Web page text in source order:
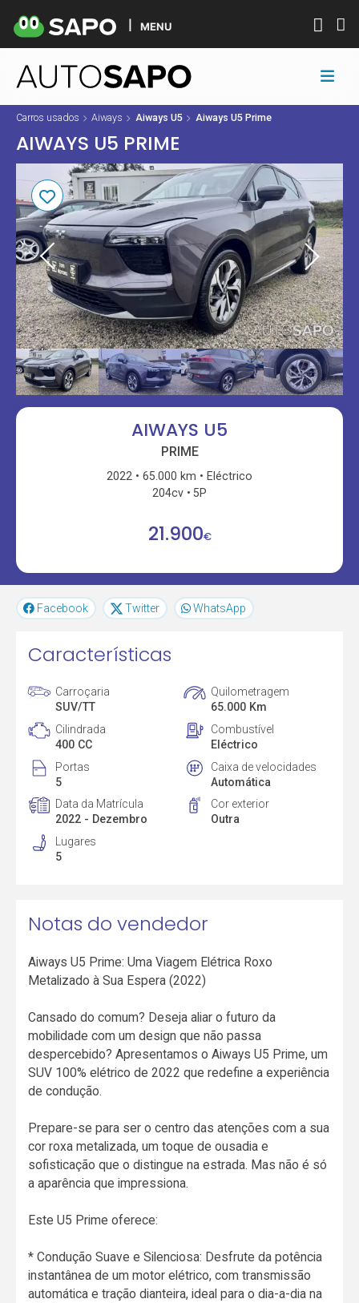
MENU
Carros usados Aiways Aiways U5 Aiways U5 Prime
AIWAYS U5 PRIME
AIWAYS U5
PRIME
2022 65.000 km
Eléctrico
204cv
5P
21.900€
Facebook Twitter WhatsApp
Características
Carroçaria
SUV/TT
Quilometragem
65.000 Km
Cilindrada
400 CC
Combustível
Eléctrico
Portas
5
Caixa de velocidades
Automática
Data da Matrícula
2022 - Dezembro
Cor exterior
Outra
Lugares
5
Notas do vendedor
Aiways U5 Prime: Uma Viagem Elétrica Roxo
Metalizado à Sua Espera (2022)
Cansado do comum? Deseja aliar o futuro da
mobilidade com um design que não passa
despercebido? Apresentamos o Aiways U5 Prime, um
SUV 100% elétrico de 2022 que redefine a experiência
de condução.
Prepare-se para ser o centro das atenções com a sua
cor roxa metalizada, um toque de ousadia e
sofisticação que o distingue na estrada. Mas não é só
a aparência que impressiona.
Este U5 Prime oferece:
* Condução Suave e Silenciosa: Desfrute da potência
instantânea de um motor elétrico, com transmissão
automática e tração dianteira, ideal para o dia-a-dia na